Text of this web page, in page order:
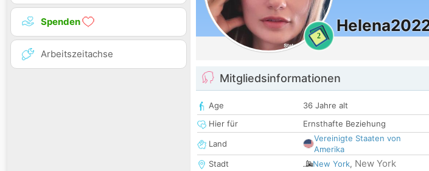
Spenden
Arbeitszeitachse
2
Mitgliedsinformationen
Age
36 Jahre alt
Hier für
Ernsthafte Beziehung
Land
Vereinigte Staaten von
Amerika
Stadt
New York, New York